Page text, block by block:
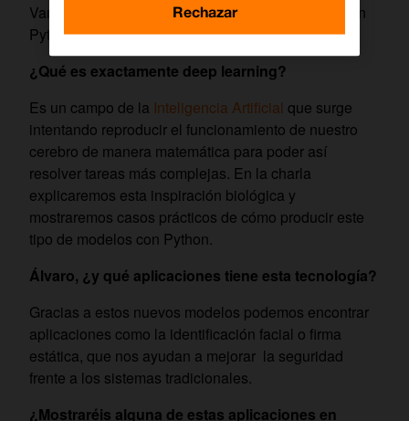
Vamos a hacer una Introducción al deep learning en
Python con casos prácticos de biometría.
¿Qué es exactamente deep learning?
Es un campo de la Inteligencia Artificial que surge
intentando reproducir el funcionamiento de nuestro
cerebro de manera matemática para poder así
resolver tareas más complejas. En la charla
explicaremos esta inspiración biológica y
mostraremos casos prácticos de cómo producir este
tipo de modelos con Python.
Álvaro, ¿y qué aplicaciones tiene esta tecnología?
Gracias a estos nuevos modelos podemos encontrar
aplicaciones como la identificación facial o firma
estática, que nos ayudan a mejorar la seguridad
frente a los sistemas tradicionales.
¿Mostraréis alguna de estas aplicaciones en
Rechazar